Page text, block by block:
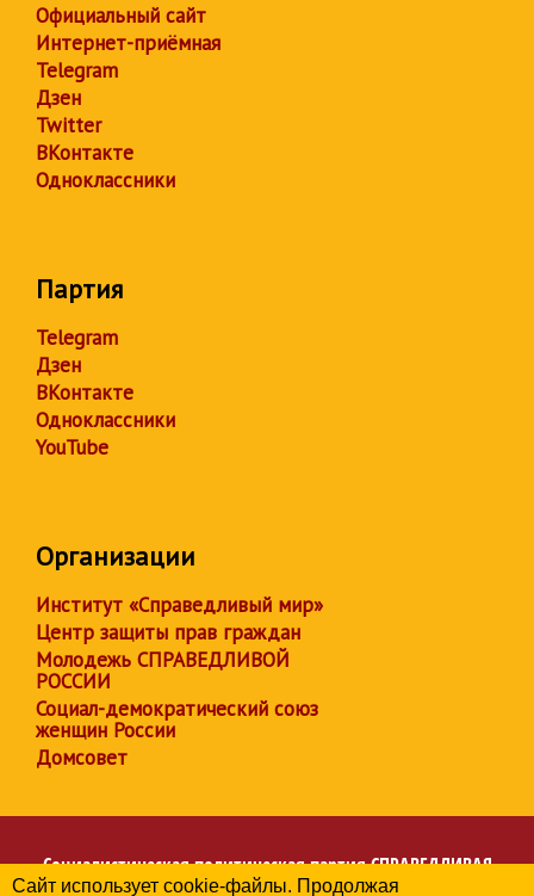
Официальный сайт
Интернет-приёмная
Telegram
Дзен
Twitter
ВКонтакте
Одноклассники
Партия
Telegram
Дзен
ВКонтакте
Одноклассники
YouTube
Организации
Институт «Справедливый мир»
Центр защиты прав граждан
Молодежь СПРАВЕДЛИВОЙ
РОССИИ
Социал-демократический союз
женщин России
Домсовет
Социалистическая политическая партияСПРАВЕДЛИВАЯ
Сайт использует cookie-файлы. Продолжая